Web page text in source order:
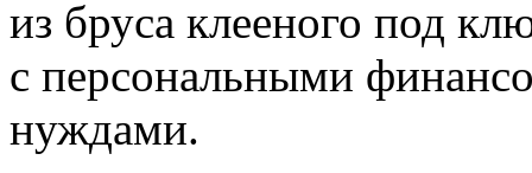
из бруса клееного под
с персональными
нуждами.